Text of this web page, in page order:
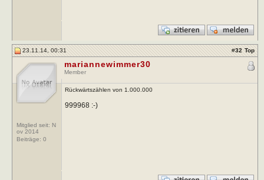
23.11.14, 00:31 #32 Top
Mitglied seit: N
ov 2014
Beiträge: 0
mariannewimmer30
Member
Rückwärtszählen von 1.000.000
999968 :-)